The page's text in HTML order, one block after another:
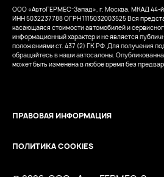
ООО ‭«АвтоГЕРМЕС-Запад», г. Москва, МКАД 44-й
ИНН 5032237788ОГРН 1115032003525Вся
касающаяся стоимости автомобилей и
информационный характер и не является
положениями ст. 437 (2) ГК РФ. Для получения
обращайтесь в наши автосалоны.
может быть изменена в любое время без
ПРАВОВАЯ ИНФОРМАЦИЯ
ПОЛИТИКА COOKIES